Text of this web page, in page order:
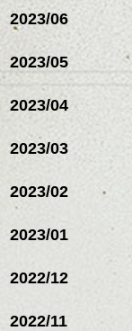
2023/06
2023/05
2023/04
2023/03
2023/02
2023/01
2022/12
2022/11